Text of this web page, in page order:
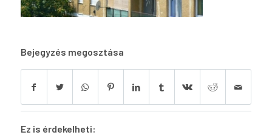
Bejegyzés megosztása
Ez is érdekelheti: